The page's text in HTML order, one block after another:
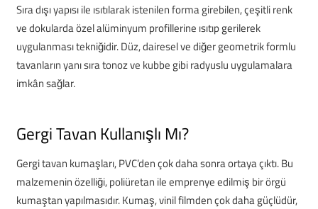
Sıra dışı yapısı ile ısıtılarak istenilen forma girebilen, çeşitli renk
ve dokularda özel alüminyum profillerine ısıtıp gerilerek
uygulanması tekniğidir. Düz, dairesel ve diğer geometrik formlu
tavanların yanı sıra tonoz ve kubbe gibi radyuslu uygulamalara
imkân sağlar.
Gergi Tavan Kullanışlı Mı?
Gergi tavan kumaşları, PVC’den çok daha sonra ortaya çıktı. Bu
malzemenin özelliği, poliüretan ile emprenye edilmiş bir örgü
kumaştan yapılmasıdır. Kumaş, vinil filmden çok daha güçlüdür,